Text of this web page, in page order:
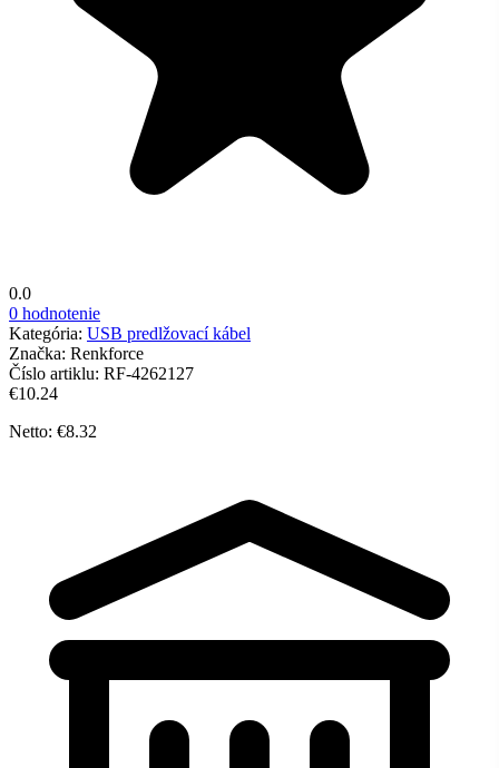
0.0
0 hodnotenie
Kategória: USB predlžovací kábel
Značka: Renkforce
Číslo artiklu: RF-4262127
€10.24
Netto: €8.32